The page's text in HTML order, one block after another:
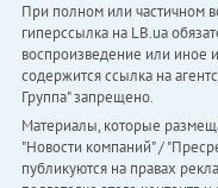
При полном или частичном
гиперссылка на LB.ua
воспроизведение или иное
содержится ссылка на
Группа" запрещено.
Материалы, которые
"Новости компаний" /
публикуются на правах